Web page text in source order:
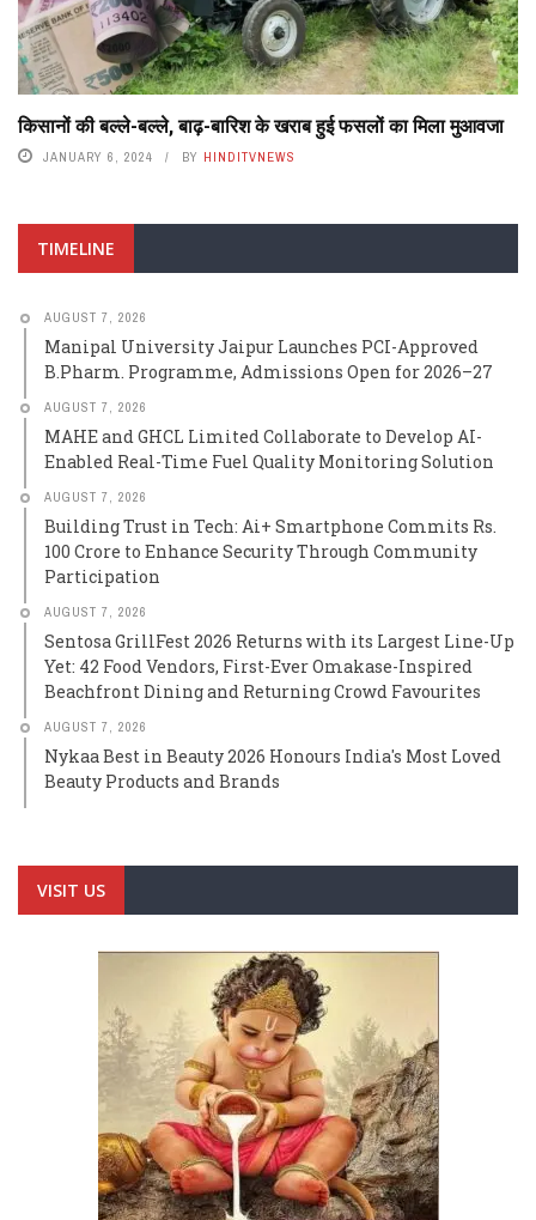
किसानों की बल्ले-बल्ले, बाढ़-बारिश के खराब हुई फसलों का मिला मुआवजा
JANUARY 6, 2024 BY HINDITVNEWS
TIMELINE
AUGUST 7, 2026
Manipal University Jaipur Launches PCI-Approved
B.Pharm. Programme, Admissions Open for 2026–27
AUGUST 7, 2026
MAHE and GHCL Limited Collaborate to Develop AI-
Enabled Real-Time Fuel Quality Monitoring Solution
AUGUST 7, 2026
Building Trust in Tech: Ai+ Smartphone Commits Rs.
100 Crore to Enhance Security Through Community
Participation
AUGUST 7, 2026
Sentosa GrillFest 2026 Returns with its Largest Line-Up
Yet: 42 Food Vendors, First-Ever Omakase-Inspired
Beachfront Dining and Returning Crowd Favourites
AUGUST 7, 2026
Nykaa Best in Beauty 2026 Honours India's Most Loved
Beauty Products and Brands
VISIT US